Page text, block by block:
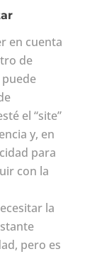
en cuenta
de
el “site”
y, en
para
con la
la
pero es